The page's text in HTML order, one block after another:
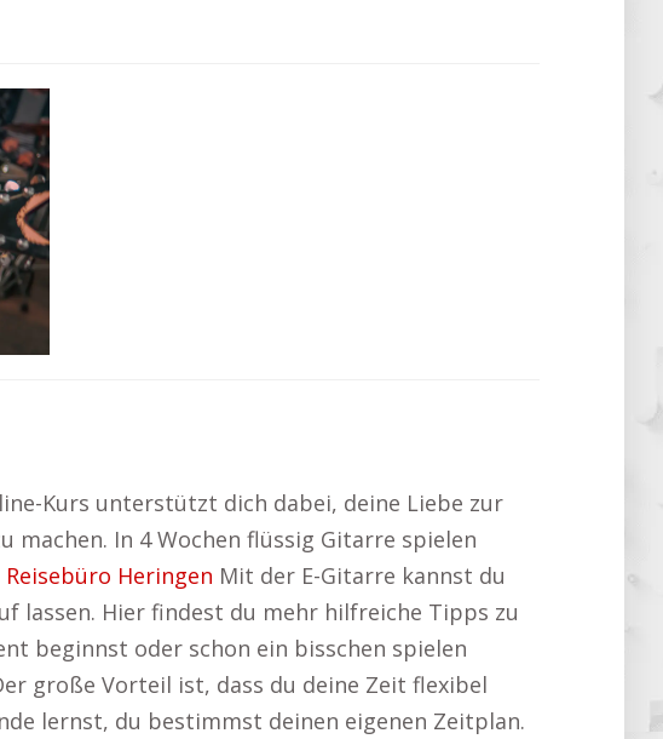
Kurs unterstützt dich dabei, deine Liebe zur
In 4 Wochen flüssig Gitarre spielen
Reisebüro Heringen Mit der E-Gitarre kannst du
lassen. Hier findest du mehr hilfreiche Tipps zu
beginnst oder schon ein bisschen spielen
große Vorteil ist, dass du deine Zeit flexibel
lernst, du bestimmst deinen eigenen Zeitplan.